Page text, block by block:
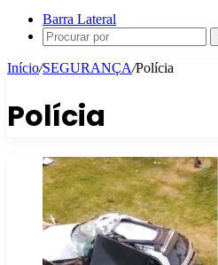
Barra Lateral
Início/SEGURANÇA/Polícia
Polícia